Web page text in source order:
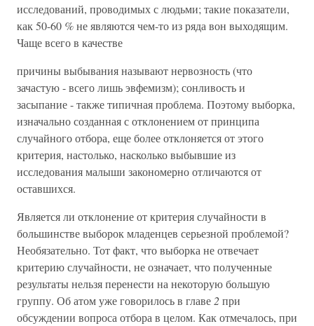
исследований, проводимых с людьми; такие показатели,
как 50-60 %не являются чем-то из ряда вон выходящим.
Чаще всего в качестве
причины выбывания называют нервозность (что
зачастую - всего лишь эвфемизм); сонливость и
засыпание - также типичная проблема. Поэтому выборка,
изначально созданная с отклонением от принципа
случайного отбора, еще более отклоняется от этого
критерия, настолько, насколько выбывшие из
исследования малыши закономерно отличаются от
оставшихся.
Является ли отклонение от критерия случайности в
большинстве выборок младенцев серьезной проблемой?
Необязательно. Тот факт, что выборка не отвечает
критерию случайности, не означает, что полученные
результаты нельзя перенести на некоторую большую
группу. Об атом уже говорилось в главе 2при
обсуждении вопроса отбора в целом. Как отмечалось, при